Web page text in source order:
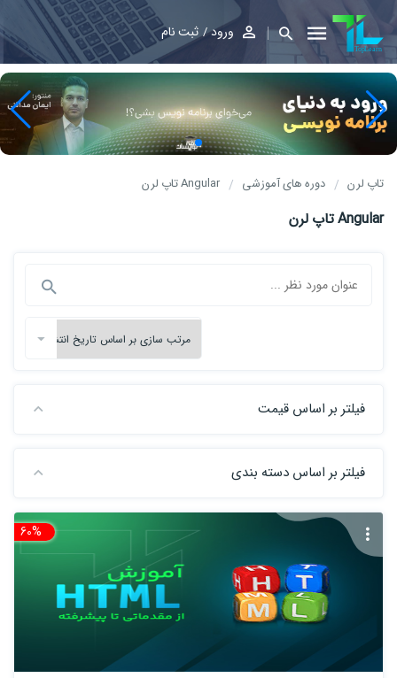
ورود ثبت نام
تاپ لرن دوره های آموزشی Angular تاپ لرن
Angular تاپ لرن
فیلتر بر اساس قیمت
فیلتر بر اساس دسته بندی
60%